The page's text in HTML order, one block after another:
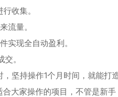
收集。
流量。
实现全自动盈利。
。
坚持操作1个月时间，就能打
大家操作的项目，不管是新